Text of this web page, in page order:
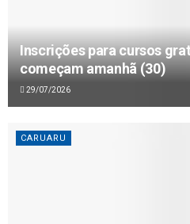
Inscrições para cursos
começam amanhã (30)
29/07/2026
CARUARU